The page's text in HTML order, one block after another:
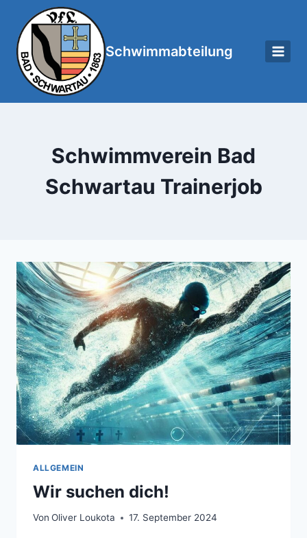
Inhalt
springen
Schwimm­abteilung
Schwimmverein Bad
Schwartau Trainerjob
ALLGEMEIN
Wir suchen dich!
Von Oliver Loukota 17. September 2024